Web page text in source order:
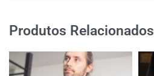
Produtos Relacionados